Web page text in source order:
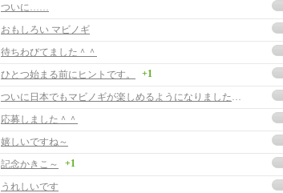
ついに……
おもしろい マビノギ
待ちわびてました＾＾
ひとつ始まる前にヒントです。
+1
ついに日本でもマビノギが楽しめるようになりましたね。
応募しました＾＾
嬉しいですね～
記念かきこ～
+1
うれしいです